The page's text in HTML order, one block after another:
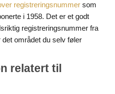
registreringsnummersom
i 1958. Det er et godt
registreringsnummer fra
området du selv føler
relatert til